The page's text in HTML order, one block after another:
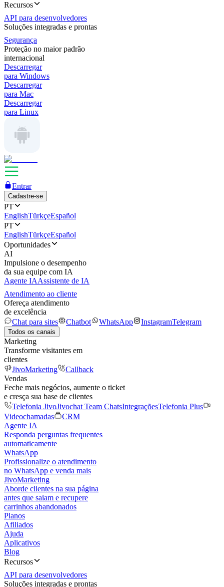
Recursos
API para desenvolvedores
Soluções integradas e prontas
Segurança
Proteção no maior padrão
internacional
Descarregar
para Windows
Descarregar
para Mac
Descarregar
para Linux
Entrar
Cadastre-se
PT
EnglishTürkçeEspañol
PT
EnglishTürkçeEspañol
Oportunidades
AI
Impulsione o desempenho
da sua equipe com IA
Agente IAAssistente de IA
Atendimento ao cliente
Ofereça atendimento
de excelência
Chat para sites
Chatbot WhatsApp InstagramTelegram
Todos os canais
Marketing
Transforme visitantes em
clientes
JivoMarketing
Callback
Vendas
Feche mais negócios, aumente o ticket
e cresça sua base de clientes
Telefonia JivoJivochat Team ChatsIntegraçõesTelefonia Plus
Videochamadas
CRM
Agente IA
Responda perguntas frequentes
automaticamente
WhatsApp
Profissionalize o atendimento
no WhatsApp e venda mais
JivoMarketing
Aborde clientes na sua página
antes que saiam e recupere
carrinhos abandonados
Planos
Afiliados
Ajuda
Aplicativos
Blog
Recursos
API para desenvolvedores
Soluções integradas e prontas